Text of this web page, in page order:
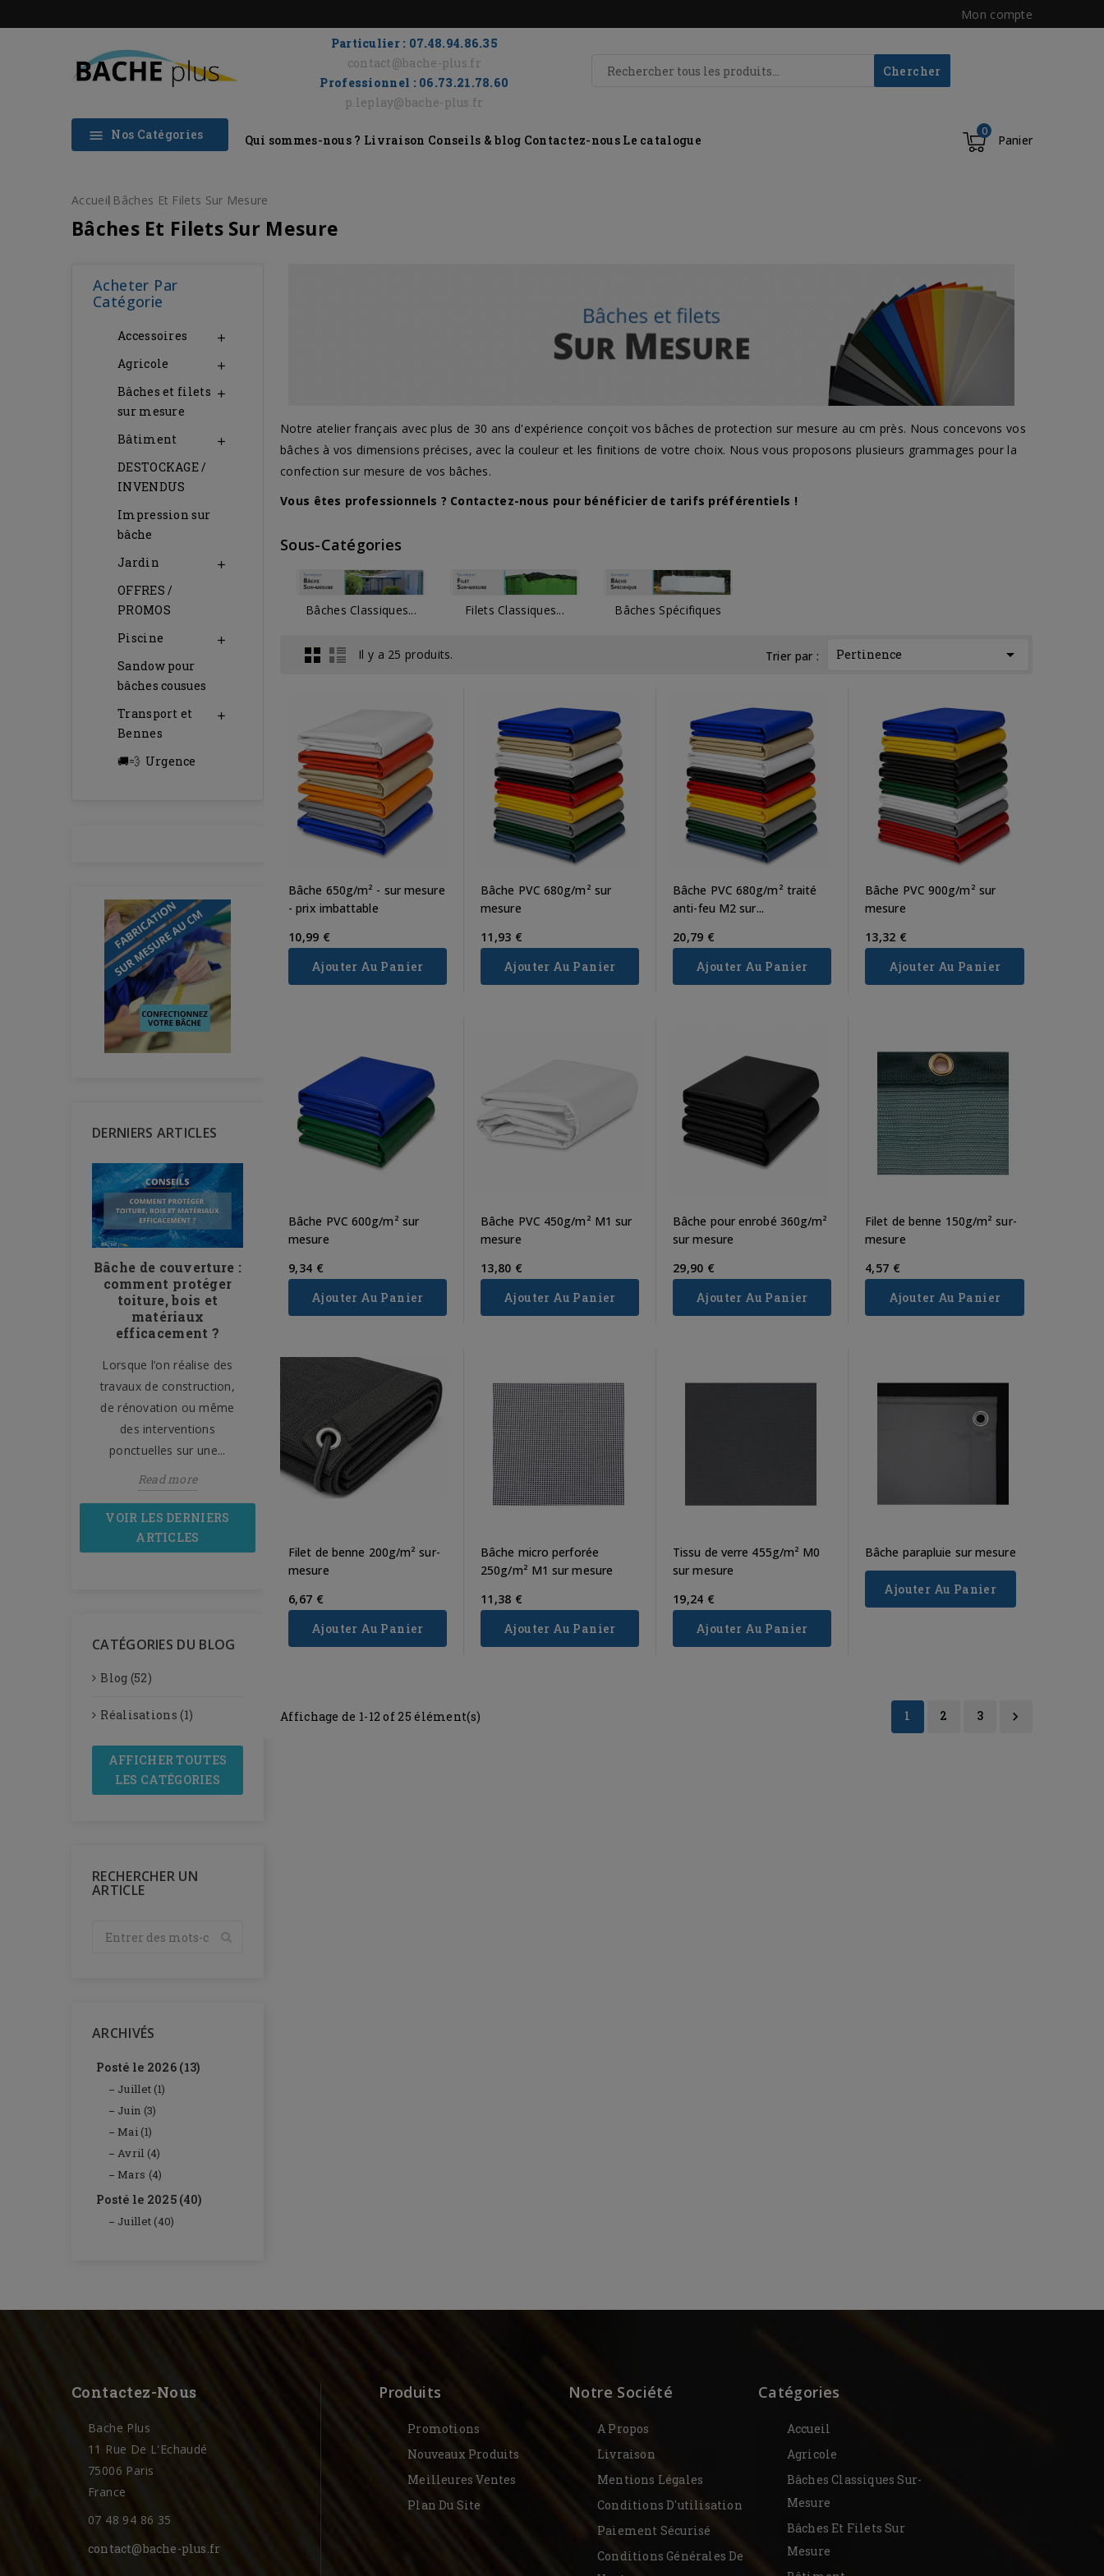
Mon compte
Particulier : 07.48.94.86.35
contact@bache-plus.fr
Professionnel : 06.73.21.78.60
p.leplay@bache-plus.fr
Chercher
 Nos Catégories Qui sommes-nous ? Livraison Conseils & blog Contactez-nous Le catalogue
0
Panier
Accueil Bâches Et Filets Sur Mesure
Bâches Et Filets Sur Mesure
Acheter Par
Catégorie
Accessoires 
Agricole 
Bâches et filets
sur mesure

Bâtiment 
DESTOCKAGE /
INVENDUS
Impression sur
bâche
Jardin

OFFRES /
PROMOS
Piscine

Sandow pour
bâches cousues
Transport et
Bennes

Urgence
DERNIERS ARTICLES
Bâche de couverture :
comment protéger
toiture, bois et
matériaux
efficacement ?
Lorsque l’on réalise des
travaux de construction,
de rénovation ou même
des interventions
ponctuelles sur une...
Read more
Bâche de protection
– 10 usages
domestiques pour
tout protéger
La bâche de protection est
l’un des accessoires les
plus polyvalents de la
maison. Souvent associée
aux chantiers ou...
Read more
7 configurations
pour transformer
votre terrasse en
refuge frais
inconfortable sous un
soleil trop intense. Installer
un voile...
Read more
Filet de remorque :
sécurité, dimensions
et le meilleur rapport
qualité/prix
Toile de paillage :
stop aux mauvaises
herbes sans produits
chimiques
brise vue :
design et budget
modèles qui se
terrasse ou un
préserver son intimité
devenu un enjeu
VOIR LES DERNIERS
ARTICLES
CATÉGORIES DU BLOG
Blog (52)
Réalisations (1)
AFFICHER TOUTES
LES CATÉGORIES
RECHERCHER UN
ARTICLE
ARCHIVÉS
Posté le 2026 (13)
Juillet (1)
Juin (3)
Mai (1)
Avril (4)
Mars (4)
Posté le 2025 (40)
Juillet (40)
Notre atelier français avec plus de 30 ans d'expérience conçoit vos bâches de protection sur mesure au cm près. Nous concevons vos
bâches à vos dimensions précises, avec la couleur et les finitions de votre choix. Nous vous proposons plusieurs grammages pour la
confection sur mesure de vos bâches.
Vous êtes professionnels ? Contactez-nous pour bénéficier de tarifs préférentiels !
Sous-Catégories
Bâches Classiques... Filets Classiques... Bâches Spécifiques
Il y a 25 produits. Trier par : Pertinence 
Bâche 650g/m² - sur mesure
- prix imbattable
10,99 €
Ajouter Au Panier
Bâche PVC 680g/m² sur
mesure
11,93 €
Ajouter Au Panier
Bâche PVC 680g/m² traité
anti-feu M2 sur...
20,79 €
Ajouter Au Panier
Bâche PVC 900g/m² sur
mesure
13,32 €
Ajouter Au Panier
Bâche PVC 600g/m² sur
mesure
9,34 €
Ajouter Au Panier
Bâche PVC 450g/m² M1 sur
mesure
13,80 €
Ajouter Au Panier
Bâche pour enrobé 360g/m²
sur mesure
29,90 €
Ajouter Au Panier
Filet de benne 150g/m² sur-
mesure
4,57 €
Ajouter Au Panier
Filet de benne 200g/m² sur-
mesure
6,67 €
Ajouter Au Panier
Bâche micro perforée
250g/m² M1 sur mesure
11,38 €
Ajouter Au Panier
Tissu de verre 455g/m² M0
sur mesure
19,24 €
Ajouter Au Panier
Bâche parapluie sur mesure
Ajouter Au Panier
Affichage de 1-12 of 25 élément(s) 1 2 3 
Contactez-Nous
Bache Plus
11 Rue De L'Echaudé
75006 Paris
France
07 48 94 86 35
contact@bache-plus.fr
Produits
Promotions
Nouveaux Produits
Meilleures Ventes
Plan Du Site
Notre Société
A Propos
Livraison
Mentions Légales
Conditions D'utilisation
Paiement Sécurisé
Conditions Générales De
Catégories
Accueil
Agricole
Bâches Classiques Sur-
Mesure
Bâches Et Filets Sur
Mesure